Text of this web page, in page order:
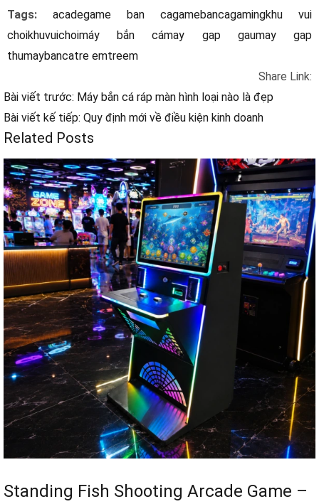
Tags: acadegame ban cagamebancagamingkhu vui
choikhuvuichoimáy bắn cámay gap gaumay gap
thumaybancatre emtreem
Share Link:
Bài viết trước: Máy bắn cá ráp màn hình loại nào là đẹp
Bài viết kế tiếp: Quy định mới về điều kiện kinh doanh
Related Posts
Standing Fish Shooting Arcade Game –